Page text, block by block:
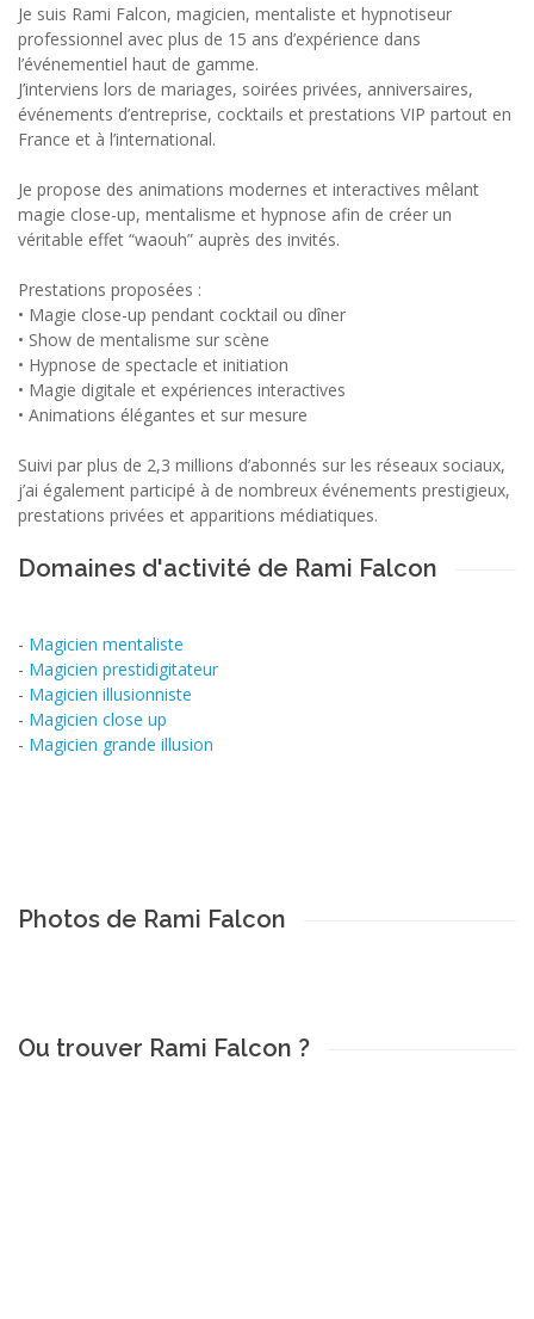
Je suis Rami Falcon, magicien, mentaliste et hypnotiseur
professionnel avec plus de 15 ans d’expérience dans
l’événementiel haut de gamme.
J’interviens lors de mariages, soirées privées, anniversaires,
événements d’entreprise, cocktails et prestations VIP partout en
France et à l’international.
Je propose des animations modernes et interactives mêlant
magie close-up, mentalisme et hypnose afin de créer un
véritable effet “waouh” auprès des invités.
Prestations proposées :
• Magie close-up pendant cocktail ou dîner
• Show de mentalisme sur scène
• Hypnose de spectacle et initiation
• Magie digitale et expériences interactives
• Animations élégantes et sur mesure
Suivi par plus de 2,3 millions d’abonnés sur les réseaux sociaux,
j’ai également participé à de nombreux événements prestigieux,
prestations privées et apparitions médiatiques.
Domaines d'activité de Rami Falcon
- Magicien mentaliste
- Magicien prestidigitateur
- Magicien illusionniste
- Magicien close up
- Magicien grande illusion
Photos de Rami Falcon
Ou trouver Rami Falcon ?